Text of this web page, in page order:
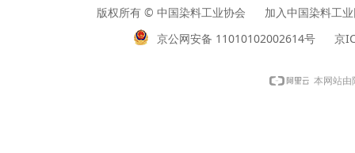
版权所有 © 中国染料工业协会 加入中国染料工业
京公网安备 11010102002614号
京
本网站由